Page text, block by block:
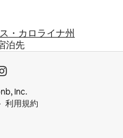
・カロライナ州
泊先
Inc.
利用規約